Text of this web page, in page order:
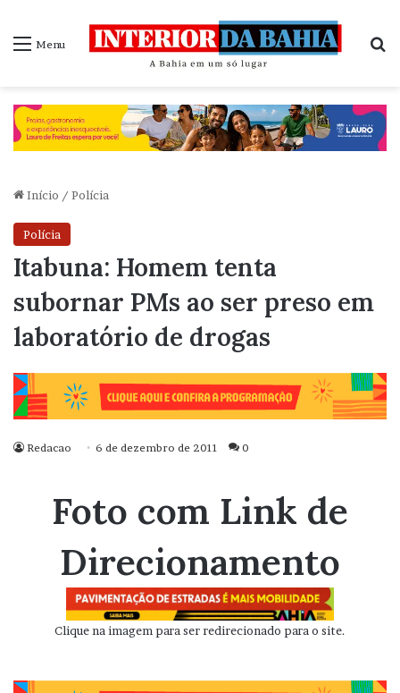
Menu
Início / Polícia
Polícia
Itabuna: Homem tenta
subornar PMs ao ser preso em
laboratório de drogas
Redacao 6 de dezembro de 2011 0
Foto com Link de
Direcionamento
Clique na imagem para ser redirecionado para o site.